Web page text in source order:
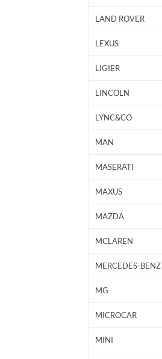
LAND ROVER
LEXUS
LIGIER
LINCOLN
LYNC&CO
MAN
MASERATI
MAXUS
MAZDA
MCLAREN
MERCEDES-BENZ
MG
MICROCAR
MINI